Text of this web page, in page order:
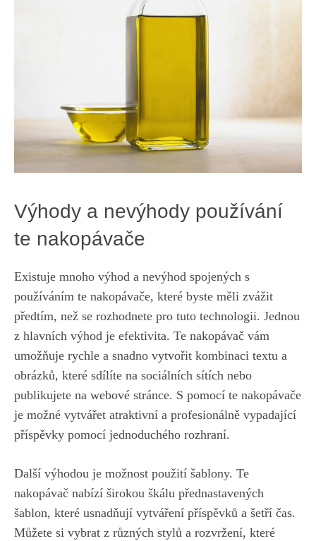
Výhody​ a ​nevýhody používání
‍te nakopávače
Existuje mnoho výhod a⁣ nevýhod spojených s
používáním te nakopávače, které byste⁤ měli zvážit
předtím, než se rozhodnete pro tuto technologii. Jednou
z hlavních‌ výhod je ⁤efektivita. ‍Te ⁤nakopávač ​vám
umožňuje rychle a snadno vytvořit kombinaci textu a‌
obrázků, které sdílíte na sociálních sítích⁤ nebo⁢
publikujete​ na ​webové stránce. S pomocí te nakopávače
je možné vytvářet atraktivní a profesionálně vypadající
příspěvky pomocí jednoduchého rozhraní.⁢
Další výhodou je možnost použití šablony. Te
nakopávač nabízí širokou škálu přednastavených
šablon, které usnadňují vytváření příspěvků a⁢ šetří čas.
Můžete si ​vybrat z různých stylů a rozvržení, které